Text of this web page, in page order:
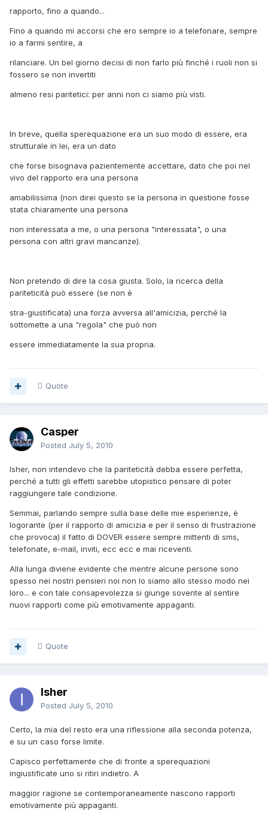
rapporto, fino a quando...
Fino a quando mi accorsi che ero sempre io a telefonare, sempre
io a farmi sentire, a
rilanciare. Un bel giorno decisi di non farlo più finché i ruoli non si
fossero se non invertiti
almeno resi paritetici: per anni non ci siamo più visti.
In breve, quella sperequazione era un suo modo di essere, era
strutturale in lei, era un dato
che forse bisognava pazientemente accettare, dato che poi nel
vivo del rapporto era una persona
amabilissima (non direi questo se la persona in questione fosse
stata chiaramente una persona
non interessata a me, o una persona "interessata", o una
persona con altri gravi mancanze).
Non pretendo di dire la cosa giusta. Solo, la ricerca della
pariteticità può essere (se non è
stra-giustificata) una forza avversa all'amicizia, perché la
sottomette a una "regola" che può non
essere immediatamente la sua propria.
Quote
Casper
Posted July 5, 2010
Isher, non intendevo che la pariteticità debba essere perfetta,
perché a tutti gli effetti sarebbe utopistico pensare di poter
raggiungere tale condizione.
Semmai, parlando sempre sulla base delle mie esperienze, è
logorante (per il rapporto di amicizia e per il senso di frustrazione
che provoca) il fatto di DOVER essere sempre mittenti di sms,
telefonate, e-mail, inviti, ecc ecc e mai riceventi.
Alla lunga diviene evidente che mentre alcune persone sono
spesso nei nostri pensieri noi non lo siamo allo stesso modo nei
loro... e con tale consapevolezza si giunge sovente al sentire
nuovi rapporti come più emotivamente appaganti.
Quote
Isher
Posted July 5, 2010
Certo, la mia del resto era una riflessione alla seconda potenza,
e su un caso forse limite.
Capisco perfettamente che di fronte a sperequazioni
ingiustificate uno si ritiri indietro. A
maggior ragione se contemporaneamente nascono rapporti
emotivamente più appaganti.